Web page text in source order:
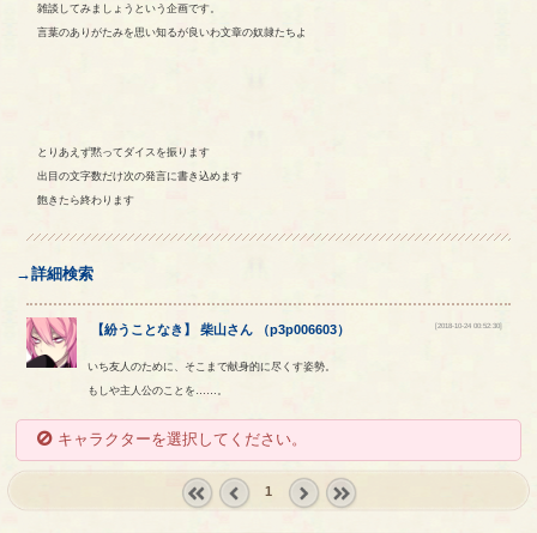
雑談してみましょうという企画です。
言葉のありがたみを思い知るが良いわ文章の奴隷たちよ
とりあえず黙ってダイスを振ります
出目の文字数だけ次の発言に書き込めます
飽きたら終わります
→詳細検索
【紛うことなき 】柴山さん （p3p006603） [2018-10-24 00:52:30]
いち友人のために、そこまで献身的に尽くす姿勢。
もしや主人公のことを……。
キャラクターを選択してください。
1